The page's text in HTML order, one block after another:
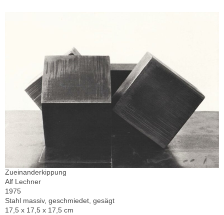
Zueinanderkippung
Alf Lechner
1975
Stahl massiv, geschmiedet, gesägt
17,5 x 17,5 x 17,5 cm